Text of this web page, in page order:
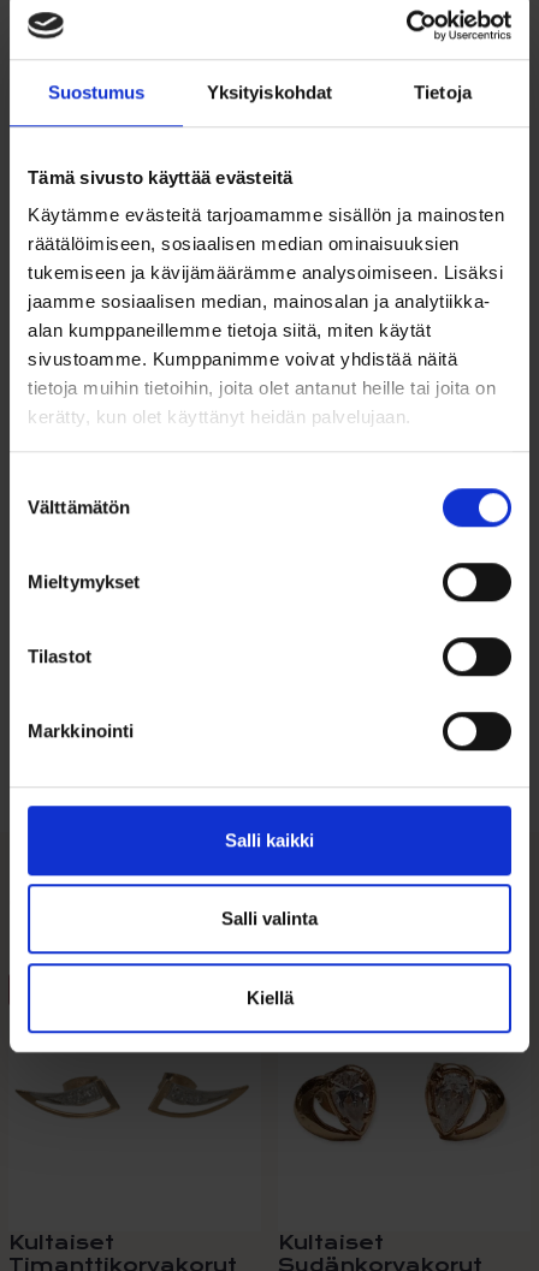
Suostumus Yksityiskohdat Tietoja
Tämä sivusto käyttää evästeitä
Käytämme evästeitä tarjoamamme sisällön ja mainosten
räätälöimiseen, sosiaalisen median ominaisuuksien
tukemiseen ja kävijämäärämme analysoimiseen. Lisäksi
jaamme sosiaalisen median, mainosalan ja analytiikka-
alan kumppaneillemme tietoja siitä, miten käytät
sivustoamme. Kumppanimme voivat yhdistää näitä
tietoja muihin tietoihin, joita olet antanut heille tai joita on
kerätty, kun olet käyttänyt heidän palvelujaan.
valinta
Välttämätön
Mieltymykset
Tilastot
Markkinointi
Salli kaikki
Salli valinta
Kiellä
Tuotetiedot
Materiaali: 14k keltakulta (585/1000)
Kivi:Zirkoni
Malli:Pyöreä zirkoni, nelikyntinen istutus
Koko:3,4 × 3,4 mm
Kiinnitys:Nappikorvakoru taustalukolla
🎁 Sopii erityisesti
Ensikorvakoruiksi
Lahjaksi (rippi, syntymäpäivä, valmistujaiset)
Hillittyyn ja klassiseen tyyliin
Ohjeita sormuksen tai korun
Tutustu myös
Kultaiset
Timanttikorvakorut
Kultaiset
Sydänkorvakorut